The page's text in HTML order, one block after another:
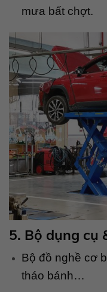
mưa bất chợt.
5. Bộ dụng cụ
Bộ đồ nghề cơ
tháo bánh…